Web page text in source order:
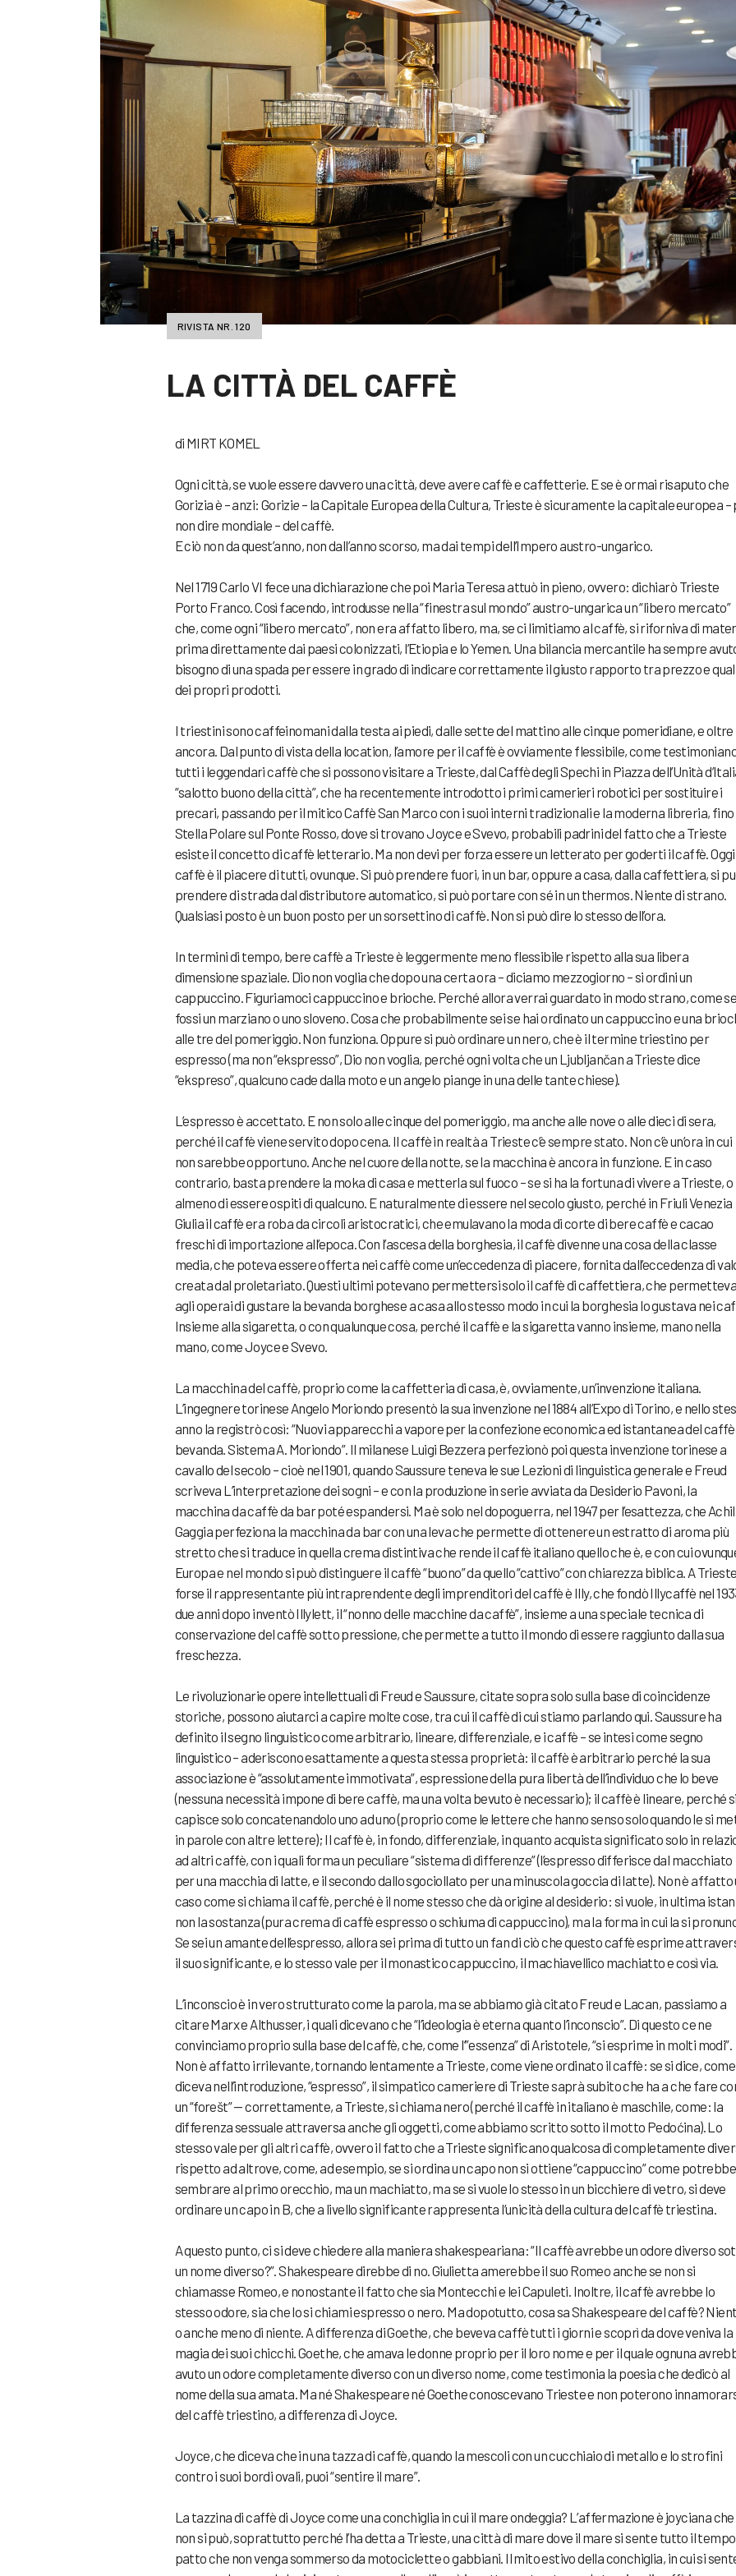
RIVISTA NR. 120
LA CITTÀ DEL CAFFÈ
di MIRT KOMEL
Ogni città, se vuole essere davvero una città, deve avere caffè e caffetterie. E se è ormai risaputo che
Gorizia è – anzi: Gorizie – la Capitale Europea della Cultura, Trieste è sicuramente la capitale europea –
non dire mondiale – del caffè.
E ciò non da quest’anno, non dall’anno scorso, ma dai tempi dell’Impero austro-ungarico.
Nel 1719 Carlo VI fece una dichiarazione che poi Maria Teresa attuò in pieno, ovvero: dichiarò Trieste
Porto Franco. Così facendo, introdusse nella “finestra sul mondo” austro-ungarica un “libero mercato”
che, come ogni “libero mercato”, non era affatto libero, ma, se ci limitiamo al caffè, si riforniva di
prima direttamente dai paesi colonizzati, l’Etiopia e lo Yemen. Una bilancia mercantile ha sempre
bisogno di una spada per essere in grado di indicare correttamente il giusto rapporto tra prezzo e
dei propri prodotti.
I triestini sono caffeinomani dalla testa ai piedi, dalle sette del mattino alle cinque pomeridiane, e oltre
ancora. Dal punto di vista della location, l’amore per il caffè è ovviamente flessibile, come
tutti i leggendari caffè che si possono visitare a Trieste, dal Caffè degli Spechi in Piazza dell’Unità
“salotto buono della città”, che ha recentemente introdotto i primi camerieri robotici per sostituire i
precari, passando per il mitico Caffè San Marco con i suoi interni tradizionali e la moderna libreria, fino
Stella Polare sul Ponte Rosso, dove si trovano Joyce e Svevo, probabili padrini del fatto che a Trieste
esiste il concetto di caffè letterario. Ma non devi per forza essere un letterato per goderti il caffè.
caffè è il piacere di tutti, ovunque. Si può prendere fuori, in un bar, oppure a casa, dalla caffettiera, si
prendere di strada dal distributore automatico, si può portare con sé in un thermos. Niente di strano.
Qualsiasi posto è un buon posto per un sorsettino di caffè. Non si può dire lo stesso dell’ora.
In termini di tempo, bere caffè a Trieste è leggermente meno flessibile rispetto alla sua libera
dimensione spaziale. Dio non voglia che dopo una certa ora – diciamo mezzogiorno – si ordini un
cappuccino. Figuriamoci cappuccino e brioche. Perché allora verrai guardato in modo strano, come se
fossi un marziano o uno sloveno. Cosa che probabilmente sei se hai ordinato un cappuccino e una
alle tre del pomeriggio. Non funziona. Oppure si può ordinare un nero, che è il termine triestino per
espresso (ma non “ekspresso”, Dio non voglia, perché ogni volta che un Ljubljančan a Trieste dice
“ekspreso”, qualcuno cade dalla moto e un angelo piange in una delle tante chiese).
L’espresso è accettato. E non solo alle cinque del pomeriggio, ma anche alle nove o alle dieci di sera,
perché il caffè viene servito dopo cena. Il caffè in realtà a Trieste c’è sempre stato. Non c’è un’ora in cui
non sarebbe opportuno. Anche nel cuore della notte, se la macchina è ancora in funzione. E in caso
contrario, basta prendere la moka di casa e metterla sul fuoco – se si ha la fortuna di vivere a Trieste, o
almeno di essere ospiti di qualcuno. E naturalmente di essere nel secolo giusto, perché in Friuli Venezia
Giulia il caffè era roba da circoli aristocratici, che emulavano la moda di corte di bere caffè e cacao
freschi di importazione all’epoca. Con l’ascesa della borghesia, il caffè divenne una cosa della classe
media, che poteva essere offerta nei caffè come un’eccedenza di piacere, fornita dall’eccedenza di
creata dal proletariato. Questi ultimi potevano permettersi solo il caffè di caffettiera, che permetteva
agli operai di gustare la bevanda borghese a casa allo stesso modo in cui la borghesia lo gustava nei
Insieme alla sigaretta, o con qualunque cosa, perché il caffè e la sigaretta vanno insieme, mano nella
mano, come Joyce e Svevo.
La macchina del caffè, proprio come la caffetteria di casa, è, ovviamente, un’invenzione italiana.
L’ingegnere torinese Angelo Moriondo presentò la sua invenzione nel 1884 all’Expo di Torino, e nello
anno la registrò così: “Nuovi apparecchi a vapore per la confezione economica ed istantanea del caffè
bevanda. Sistema A. Moriondo”. Il milanese Luigi Bezzera perfezionò poi questa invenzione torinese a
cavallo del secolo – cioè nel 1901, quando Saussure teneva le sue Lezioni di linguistica generale e Freud
scriveva L’interpretazione dei sogni – e con la produzione in serie avviata da Desiderio Pavoni, la
macchina da caffè da bar poté espandersi. Ma è solo nel dopoguerra, nel 1947 per l’esattezza, che
Gaggia perfeziona la macchina da bar con una leva che permette di ottenere un estratto di aroma più
stretto che si traduce in quella crema distintiva che rende il caffè italiano quello che è, e con cui
Europa e nel mondo si può distinguere il caffè “buono” da quello “cattivo” con chiarezza biblica. A
forse il rappresentante più intraprendente degli imprenditori del caffè è Illy, che fondò Illycaffè nel
due anni dopo inventò Illylett, il “nonno delle macchine da caffè”, insieme a una speciale tecnica di
conservazione del caffè sotto pressione, che permette a tutto il mondo di essere raggiunto dalla sua
freschezza.
Le rivoluzionarie opere intellettuali di Freud e Saussure, citate sopra solo sulla base di coincidenze
storiche, possono aiutarci a capire molte cose, tra cui il caffè di cui stiamo parlando qui. Saussure ha
definito il segno linguistico come arbitrario, lineare, differenziale, e i caffè – se intesi come segno
linguistico – aderiscono esattamente a questa stessa proprietà: il caffè è arbitrario perché la sua
associazione è “assolutamente immotivata”, espressione della pura libertà dell’individuo che lo beve
(nessuna necessità impone di bere caffè, ma una volta bevuto è necessario); il caffè è lineare, perché si
capisce solo concatenandolo uno ad uno (proprio come le lettere che hanno senso solo quando le si
in parole con altre lettere); Il caffè è, in fondo, differenziale, in quanto acquista significato solo in
ad altri caffè, con i quali forma un peculiare “sistema di differenze” (l’espresso differisce dal macchiato
per una macchia di latte, e il secondo dallo sgociollato per una minuscola goccia di latte). Non è affatto
caso come si chiama il caffè, perché è il nome stesso che dà origine al desiderio: si vuole, in ultima
non la sostanza (pura crema di caffè espresso o schiuma di cappuccino), ma la forma in cui la si
Se sei un amante dell’espresso, allora sei prima di tutto un fan di ciò che questo caffè esprime
il suo significante, e lo stesso vale per il monastico cappuccino, il machiavellico machiatto e così via.
L’inconscio è in vero strutturato come la parola, ma se abbiamo già citato Freud e Lacan, passiamo a
citare Marx e Althusser, i quali dicevano che “l’ideologia è eterna quanto l’inconscio”. Di questo ce ne
convinciamo proprio sulla base del caffè, che, come l’”essenza” di Aristotele, “si esprime in molti modi”.
Non è affatto irrilevante, tornando lentamente a Trieste, come viene ordinato il caffè: se si dice,
diceva nell’introduzione, “espresso”, il simpatico cameriere di Trieste saprà subito che ha a che fare
un “forešt” — correttamente, a Trieste, si chiama nero (perché il caffè in italiano è maschile, come: la
differenza sessuale attraversa anche gli oggetti, come abbiamo scritto sotto il motto Pedoćina). Lo
stesso vale per gli altri caffè, ovvero il fatto che a Trieste significano qualcosa di completamente
rispetto ad altrove, come, ad esempio, se si ordina un capo non si ottiene “cappuccino” come potrebbe
sembrare al primo orecchio, ma un machiatto, ma se si vuole lo stesso in un bicchiere di vetro, si deve
ordinare un capo in B, che a livello significante rappresenta l’unicità della cultura del caffè triestina.
A questo punto, ci si deve chiedere alla maniera shakespeariana: “Il caffè avrebbe un odore diverso
un nome diverso?”. Shakespeare direbbe di no. Giulietta amerebbe il suo Romeo anche se non si
chiamasse Romeo, e nonostante il fatto che sia Montecchi e lei Capuleti. Inoltre, il caffè avrebbe lo
stesso odore, sia che lo si chiami espresso o nero. Ma dopotutto, cosa sa Shakespeare del caffè?
o anche meno di niente. A differenza di Goethe, che beveva caffè tutti i giorni e scoprì da dove veniva la
magia dei suoi chicchi. Goethe, che amava le donne proprio per il loro nome e per il quale ognuna
avuto un odore completamente diverso con un diverso nome, come testimonia la poesia che dedicò al
nome della sua amata. Ma né Shakespeare né Goethe conoscevano Trieste e non poterono
del caffè triestino, a differenza di Joyce.
Joyce, che diceva che in una tazza di caffè, quando la mescoli con un cucchiaio di metallo e lo strofini
contro i suoi bordi ovali, puoi “sentire il mare”.
La tazzina di caffè di Joyce come una conchiglia in cui il mare ondeggia? L’affermazione è joyciana che
non si può, soprattutto perché l’ha detta a Trieste, una città di mare dove il mare si sente tutto il
patto che non venga sommerso da motociclette o gabbiani. Il mito estivo della conchiglia, in cui si